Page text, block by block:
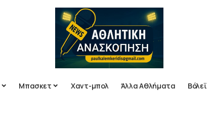
Μπασκετ Χαντ-μπολ Άλλα Αθλήματα Βόλεϊ